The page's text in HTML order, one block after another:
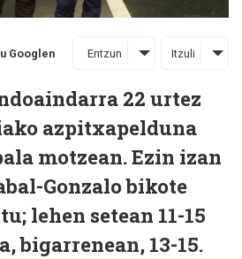
Googlen Entzun Itzuli
22 urtez
azpitxapelduna
motzean. Ezin izan
Gonzalo bikote
lehen setean 11-15
bigarrenean, 13-15.